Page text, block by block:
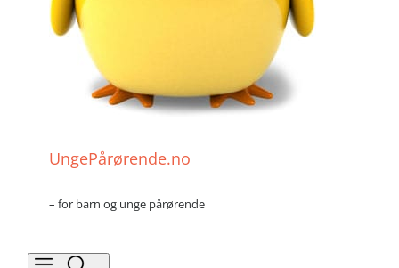
UngePårørende.no
– for barn og unge pårørende